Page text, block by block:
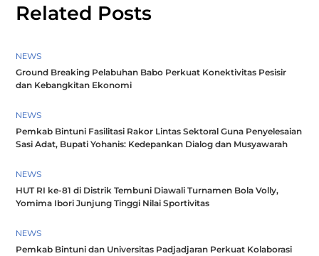
Related Posts
NEWS
Ground Breaking Pelabuhan Babo Perkuat Konektivitas Pesisir
dan Kebangkitan Ekonomi
NEWS
Pemkab Bintuni Fasilitasi Rakor Lintas Sektoral Guna Penyelesaian
Sasi Adat, Bupati Yohanis: Kedepankan Dialog dan Musyawarah
NEWS
HUT RI ke-81 di Distrik Tembuni Diawali Turnamen Bola Volly,
Yomima Ibori Junjung Tinggi Nilai Sportivitas
NEWS
Pemkab Bintuni dan Universitas Padjadjaran Perkuat Kolaborasi